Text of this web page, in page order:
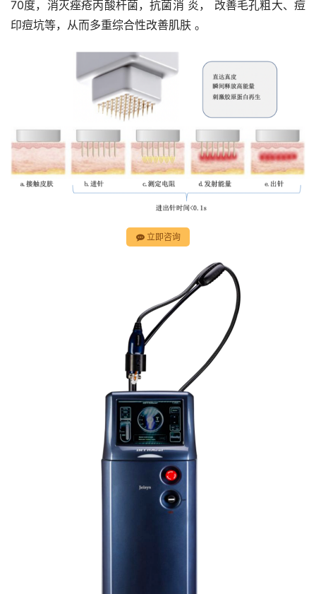
70度，消灭痤疮丙酸杆菌，抗菌消 炎， 改善毛孔粗大、痘
印痘坑等，从而多重综合性改善肌肤 。
立即咨询